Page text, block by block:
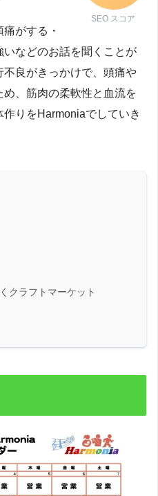
SEO スコア
がする・
などのお話を聞くことが
良がきっかけで、頭痛や
、筋肉の柔軟性と血流を
りをHarmoniaでしていき
クラフトマーケット